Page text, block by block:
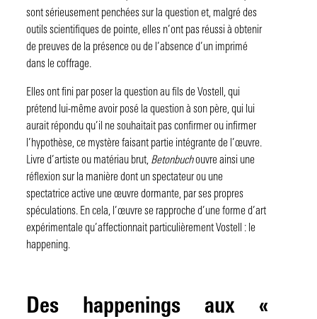
sont sérieusement penchées sur la question et, malgré des
outils scientifiques de pointe, elles n’ont pas réussi à obtenir
de preuves de la présence ou de l’absence d’un imprimé
dans le coffrage.
Elles ont fini par poser la question au fils de Vostell, qui
prétend lui-même avoir posé la question à son père, qui lui
aurait répondu qu’il ne souhaitait pas confirmer ou infirmer
l’hypothèse, ce mystère faisant partie intégrante de l’œuvre.
Livre d’artiste ou matériau brut, Betonbuchouvre ainsi une
réflexion sur la manière dont un spectateur ou une
spectatrice active une œuvre dormante, par ses propres
spéculations. En cela, l’œuvre se rapproche d’une forme d’art
expérimentale qu’affectionnait particulièrement Vostell : le
happening.
Des happenings aux «